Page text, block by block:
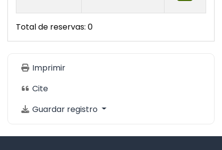
Total de reservas: 0
Imprimir
Cite
Guardar registro